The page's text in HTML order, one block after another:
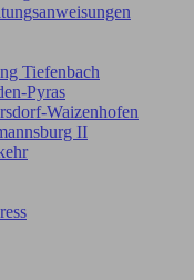
Tiefenbach
Pyras
Waizenhofen
II